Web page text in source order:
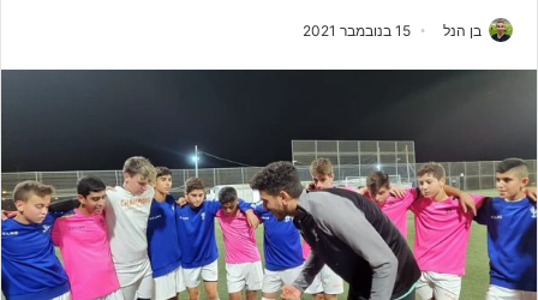
בן הנל 15 בנובמבר 2021